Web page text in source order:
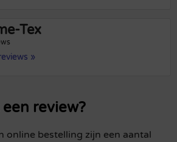
Tex
»
review?
online bestelling zijn een aantal